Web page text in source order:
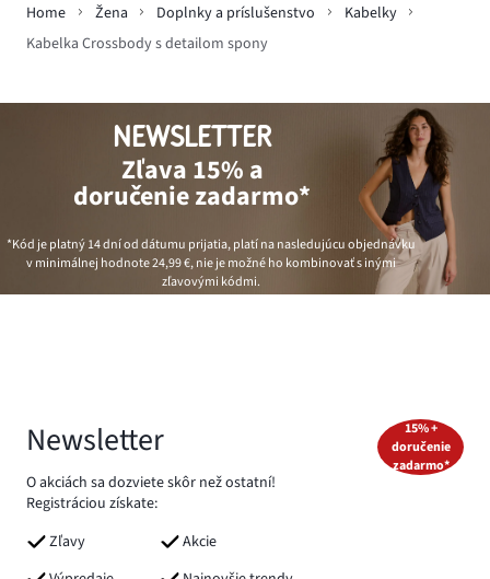
Home Žena Doplnky a príslušenstvo
Kabelky
Kabelka Crossbody s detailom spony
NEWSLETTER
Zľava 15% a
doručenie zadarmo*
*Kód je platný 14 dní od dátumu prijatia, platí na nasledujúcu objednávku
v minimálnej hodnote24,99 €, nie je možné ho kombinovať s inými
zľavovými kódmi.
Newsletter
O akciách sa dozviete skôr než ostatní!
Registráciou získate:
Zľavy
Akcie
15% +
doručenie
zadarmo*